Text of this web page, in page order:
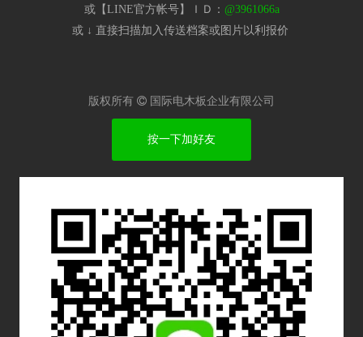
或【LINE官方帐号】ＩＤ： @3961066a
或 ↓ 直接扫描加入传送档案或图片以利报价​
版权所有  国际电木板企业有限公司
按一下加好友